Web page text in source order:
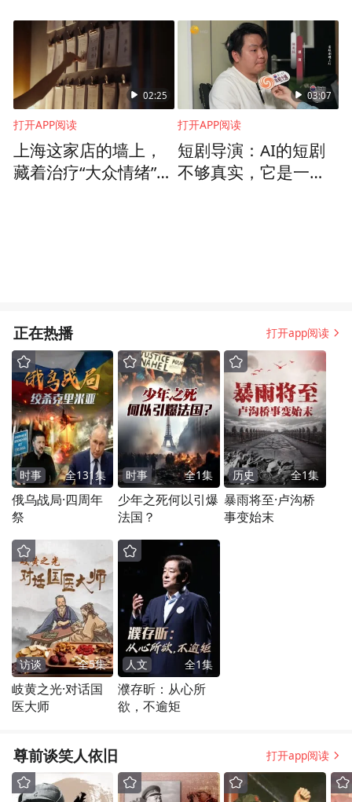
02:25
打开APP阅读
上海这家店的墙上，
藏着治疗“大众情绪”的
03:07
打开APP阅读
短剧导演：AI的短剧
不够真实，它是一个
正在热播 打开app阅读
时事 全131集
俄乌战局·四周年
祭
时事 全1集
少年之死何以引爆
法国？
历史 全1集
暴雨将至·卢沟桥
事变始末
访谈 全5集
岐黄之光·对话国
医大师
人文 全1集
濮存昕：从心所
欲，不逾矩
尊前谈笑人依旧 打开app阅读